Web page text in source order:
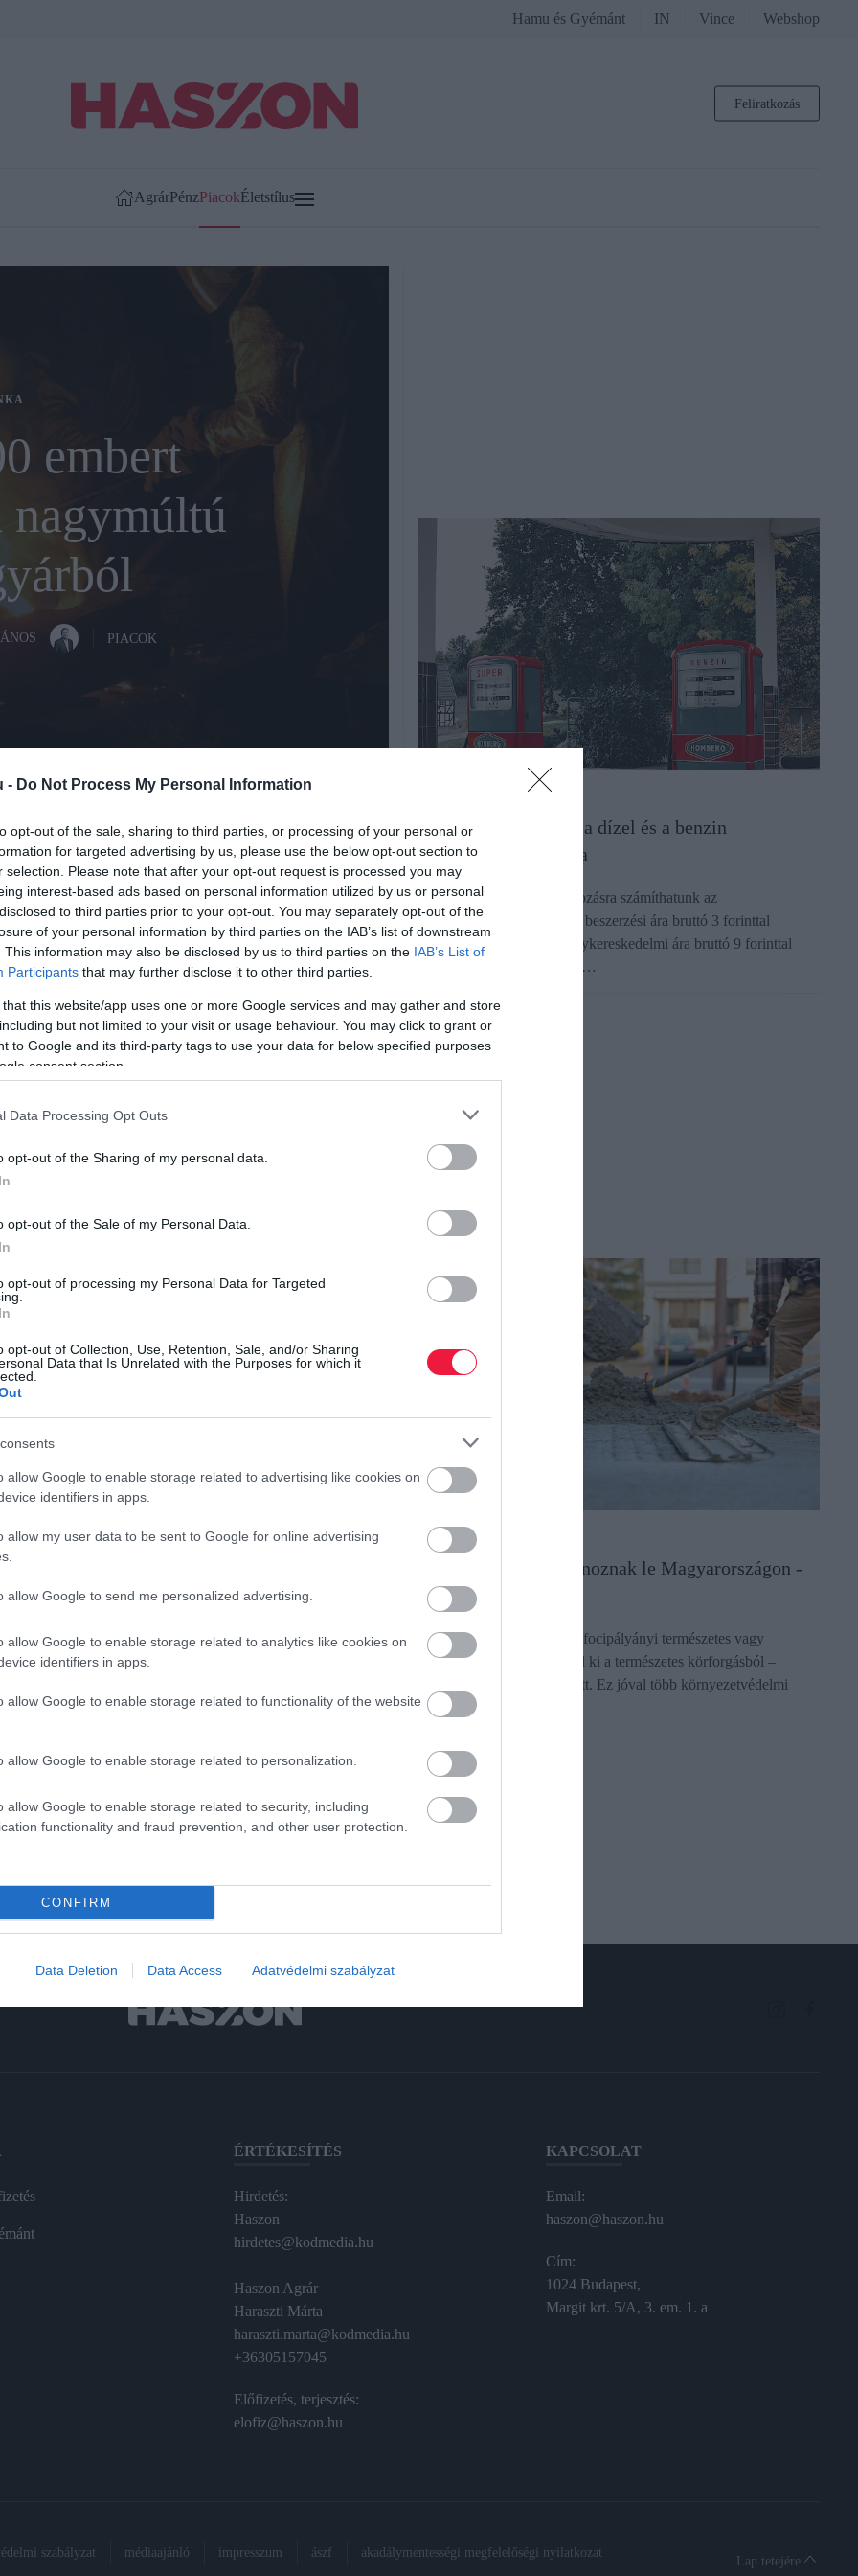
- Do Not Process My Personal Information
opt-out of the sale, sharing to third parties, or processing of your personal or
for targeted advertising by us, please use the below opt-out section to
selection. Please note that after your opt-out request is processed you may
interest-based ads based on personal information utilized by us or personal
to third parties prior to your opt-out. You may separately opt-out of the
of your personal information by third parties on the IAB’s list of downstream
This information may also be disclosed by us to third parties on the IAB’s List of
Participants that may further disclose it to other third parties.
that this website/app uses one or more Google services and may gather and store
but not limited to your visit or usage behaviour. You may click to grant or
to Google and its third-party tags to use your data for below specified purposes
consent section.
Data Processing Opt Outs
opt-out of the Sharing of my personal data.
opt-out of the Sale of my Personal Data.
opt-out of processing my Personal Data for Targeted
opt-out of Collection, Use, Retention, Sale, and/or Sharing
Data that Is Unrelated with the Purposes for which it
allow Google to enable storage related to advertising like cookies on
identifiers in apps.
allow my user data to be sent to Google for online advertising
allow Google to send me personalized advertising.
allow Google to enable storage related to analytics like cookies on
identifiers in apps.
allow Google to enable storage related to functionality of the website
allow Google to enable storage related to personalization.
allow Google to enable storage related to security, including
functionality and fraud prevention, and other user protection.
CONFIRM
Data Deletion Data Access Adatvédelmi szabályzat
Hamu és Gyémánt IN Vince Webshop
Feliratkozás
AgrárPénzPiacokÉletstílus
embert
nagymúltú
PIACOK
a Dunaferr utódvállalatainál. A
A Dunarolling Dunai Vasmű
a Duna Furnace dolgozói
írja a Magyar Hang.
forrásként a Google Keresőben!
felmondták, majd hétfőn a Dunarolling Dunai Vasmű
a Duna Furnace Dunai Vasmű Kft. dolgozói is
egy kínai és egy cseh vállalat. Ezzel szemben a
vállalat válsága évek óta húzódik. A tömeges
A munkavállalók helyzete azért is kiábrándító, mert
ami jelentős anyagi veszteséget jelent számukra.
szerint 728 milliárd forintos adósságállományt halmozott
jelentős állami pénzeket felemésztő kísérletek rendre
Eltérő pályán mozog a dízel és a benzin
nagykereskedelmi ára
Csütörtökön további árváltozásra számíthatunk az
üzemanyagoknál. A benzin beszerzési ára bruttó 3 forinttal
csökken, míg a gázolaj nagykereskedelmi ára bruttó 9 forinttal
emelkedik. Kérdéses, hogy…
KÖRNYEZETVÉDELEM
Ekkora területet betonoznak le Magyarországon -
naponta
Hazánkban naponta 11–13 focipályányi természetes vagy
mezőgazdasági terület kerül ki a természetes körforgásból –
beépítés vagy burkolás miatt. Ez jóval több környezetvédelmi
problémánál: hatással…
ÉRTÉKESÍTÉS
Hirdetés:
Haszon
hirdetes@kodmedia.hu
Haszon Agrár
Haraszti Márta
haraszti.marta@kodmedia.hu
+36305157045
Előfizetés, terjesztés:
elofiz@haszon.hu
KAPCSOLAT
Email:
haszon@haszon.hu
Cím:
1024 Budapest,
Margit krt. 5/A, 3. em. 1. a
szabályzat médiaajánló impresszum ászf akadálymentességi megfelelőségi nyilatkozat
Lap tetejére